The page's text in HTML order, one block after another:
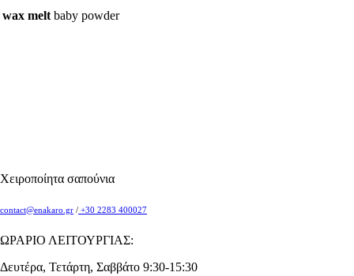
wax melt baby powder
Χειροποίητα σαπούνια
contact@enakaro.gr / +30 2283 400027
ΩΡΑΡΙΟ ΛΕΙΤΟΥΡΓΙΑΣ:
Δευτέρα, Τετάρτη, Σαββάτο 9:30-15:30